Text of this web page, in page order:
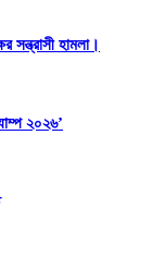
সন্ত্রাসী হামলা।
২০২৬’